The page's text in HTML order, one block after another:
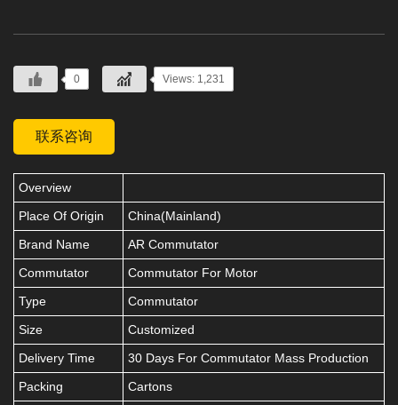
0 Views: 1,231
联系咨询
Overview
Place Of Origin
China(Mainland)
Brand Name
AR Commutator
Commutator
Commutator For Motor
Type
Commutator
Size
Customized
Delivery Time
30 Days For Commutator Mass Production
Packing
Cartons